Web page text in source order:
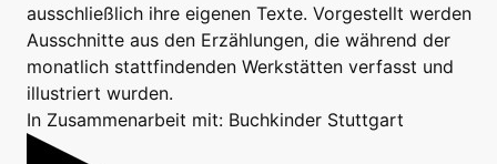
ausschließlich ihre eigenen Texte. Vorgestellt werden
Ausschnitte aus den Erzählungen, die während der
monatlich stattfindenden Werkstätten verfasst und
illustriert wurden.
In Zusammenarbeit mit: Buchkinder Stuttgart